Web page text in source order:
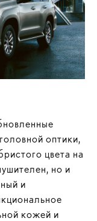
оптики,
цвета на
но и
и
кожей и